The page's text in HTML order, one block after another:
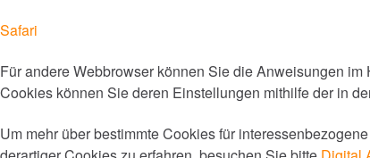
Safari
Für andere Webbrowser können Sie die Anweisungen
Cookies können Sie deren Einstellungen mithilfe der in
Um mehr über bestimmte Cookies für